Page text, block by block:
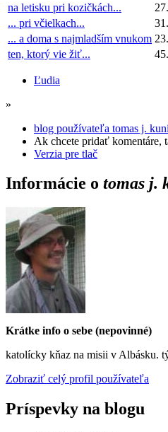
na letisku pri kozičkách...
... pri včielkach...
... a doma s najmladším vnukom
ten, ktorý vie žiť...
Ľudia
»
blog používateľa tomas j.
Ak chcete pridať komentáre,
Verzia pre tlač
Informácie o tomas j.
Krátke info o sebe (nepovinné)
katolícky kňaz na misii v Albásku.
Zobraziť celý profil používateľa
Príspevky na blogu